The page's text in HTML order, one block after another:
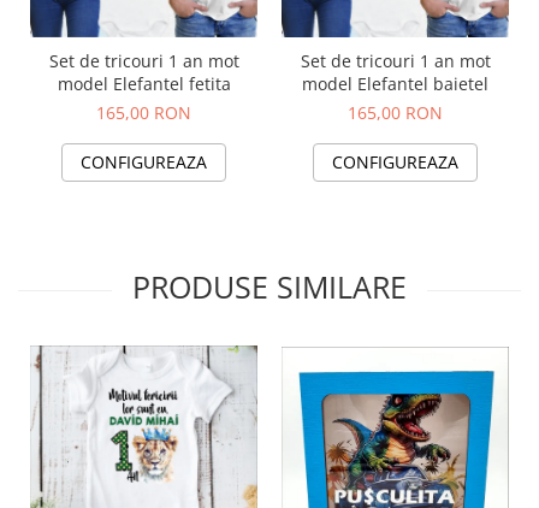
Set de tricouri 1 an mot
model Elefantel fetita
165,00 RON
CONFIGUREAZA
Set de tricouri 1 an mot
model Elefantel baietel
165,00 RON
CONFIGUREAZA
PRODUSE SIMILARE